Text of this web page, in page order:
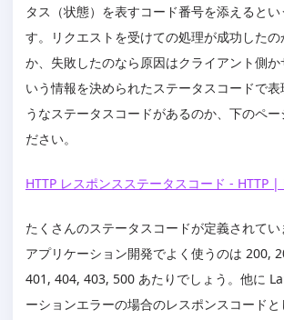
タス（状態）を表すコード番号を添えるとい
す。リクエストを受けての処理が成功した
か、失敗したのなら原因はクライアント側か
いう情報を決められたステータスコードで表
うなステータスコードがあるのか、下のペー
ださい。
HTTP レスポンスステータスコード - HTTP |
たくさんのステータスコードが定義されて
アプリケーション開発でよく使うのは 200,
401, 404, 403, 500 あたりでしょう。他に
ーションエラーの場合のレスポンスコード